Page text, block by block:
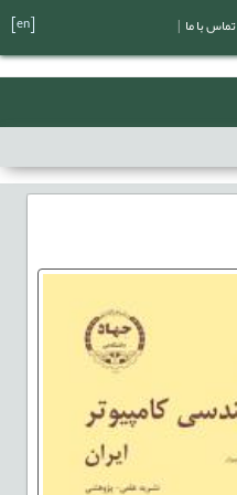
تماس با ما